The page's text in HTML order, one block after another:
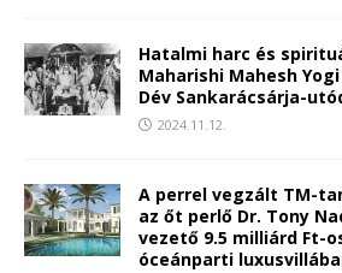
Hatalmi harc és
Maharishi Mahesh
Dév Sankarácsárja-
2024.11.12.
A perrel vegzált TM-
az őt perlő Dr. Tony
vezető 9.5 milliárd Ft-
óceánparti